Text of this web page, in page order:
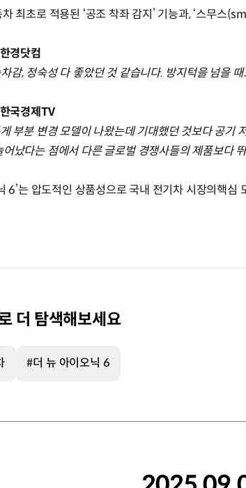
최초로 적용된 ‘공조 착좌 감지’ 기능과, ‘스무스
경닷컴
감, 정숙성 다 좋았던 것 같습니다. 방지턱을 넘을
국경제TV
부분 변경 모델이 나왔는데 기대했던 것보다 공기
어났다는 점에서 다른 글로벌 경쟁사들의 제품보다
6’는 압도적인 상품성으로 국내 전기차 시장의핵심
더 탐색해보세요
#더 뉴 아이오닉 6